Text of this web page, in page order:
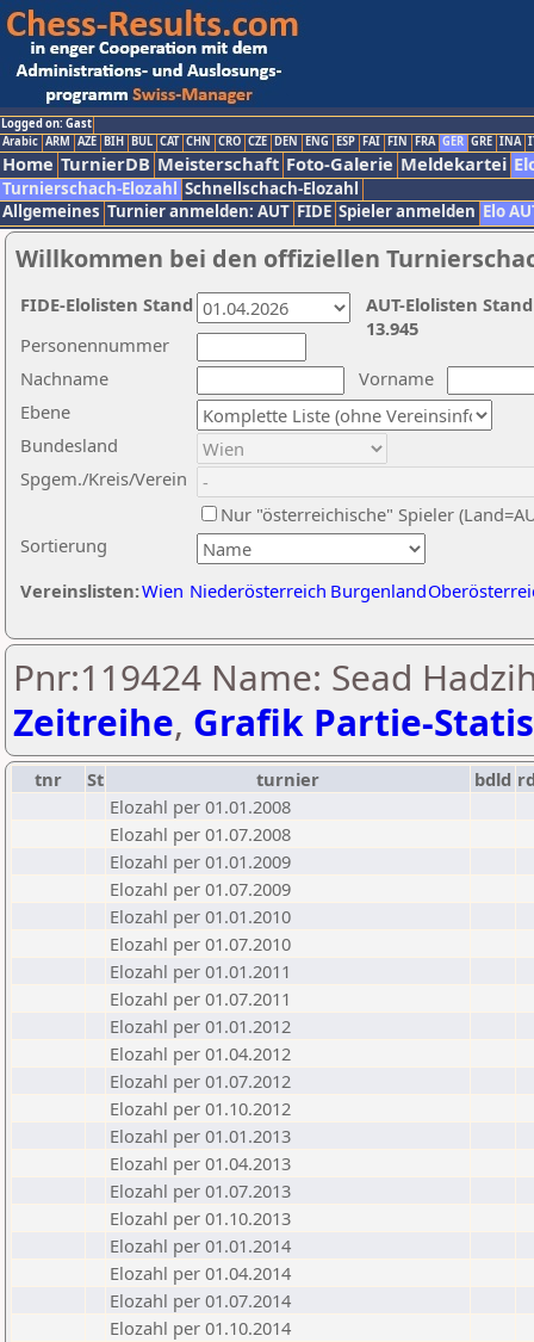
Logged on: Gast
Arabic ARM AZE BIH BUL CAT CHN CRO CZE DEN ENG ESP FAI FIN FRA GER GRE INA
Home TurnierDB Meisterschaft Foto-Galerie Meldekartei
Turnierschach-Elozahl Schnellschach-Elozahl
Allgemeines Turnier anmelden: AUT FIDE Spieler anmelden Elo
Willkommen bei den offiziellen
Nachname
Vorname
Ebene
Sortierung
Personennummer
Bundesland
Spgem./Kreis/Verein
Nur "österreichische" Spieler
Vereinslisten:Wien Niederösterreich Burgenland
AUT-Elolisten
13.945
FIDE-Elolisten Stand
Pnr:119424 Name: Sead
Zeitreihe, Grafik Partie-
tnr St turnier bdld
Elozahl per 01.01.2008
Elozahl per 01.07.2008
Elozahl per 01.01.2009
Elozahl per 01.07.2009
Elozahl per 01.01.2010
Elozahl per 01.07.2010
Elozahl per 01.01.2011
Elozahl per 01.07.2011
Elozahl per 01.01.2012
Elozahl per 01.04.2012
Elozahl per 01.07.2012
Elozahl per 01.10.2012
Elozahl per 01.01.2013
Elozahl per 01.04.2013
Elozahl per 01.07.2013
Elozahl per 01.10.2013
Elozahl per 01.01.2014
Elozahl per 01.04.2014
Elozahl per 01.07.2014
Elozahl per 01.10.2014